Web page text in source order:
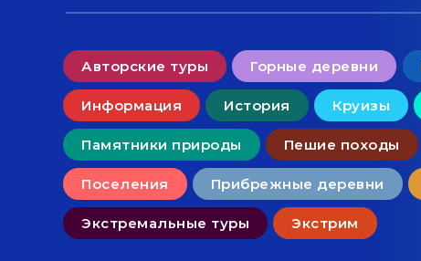
Авторские туры Горные деревни
Информация История Круизы
Памятники природы Пешие походы
Поселения Прибрежные деревни
Экстремальные туры Экстрим